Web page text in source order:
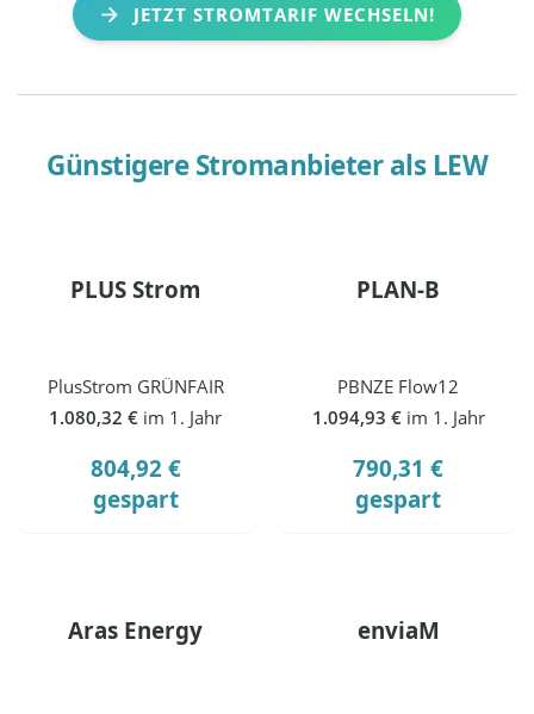
JETZT STROMTARIF WECHSELN!
Günstigere Stromanbieter als LEW
PLUS Strom
PlusStrom GRÜNFAIR
1.080,32 € im 1. Jahr
804,92 €
gespart
PLAN-B
PBNZE Flow12
1.094,93 € im 1. Jahr
790,31 €
gespart
Aras Energy enviaM